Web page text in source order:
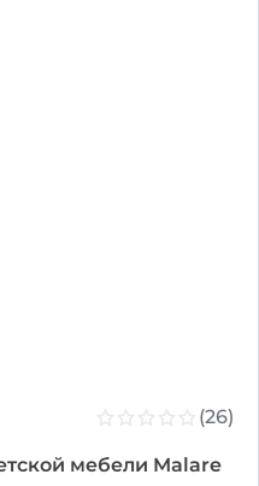
(26)
мебели Malare